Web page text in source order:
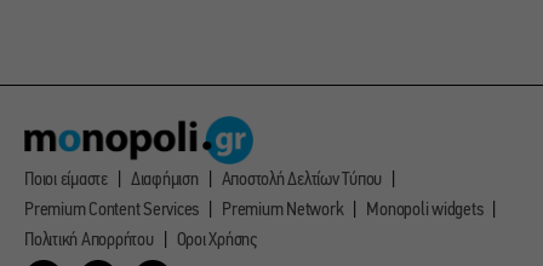
Ποιοι είμαστε Διαφήμιση
Αποστολή Δελτίων Τύπου
Premium Content Services
Premium Network
Monopoli widgets
Πολιτική Απορρήτου
Οροι Χρήσης